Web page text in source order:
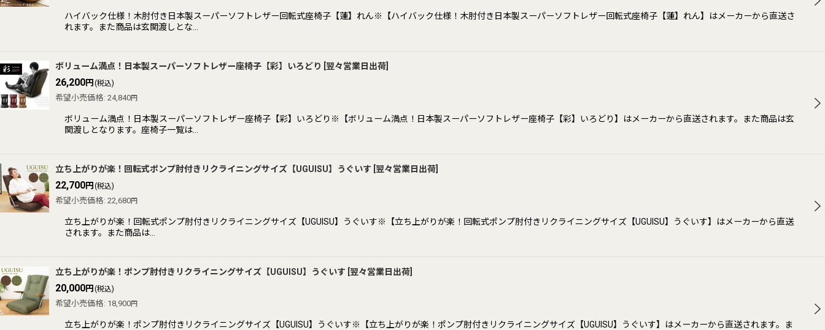
ハイバック仕様！木肘付き日本製スーパーソフトレザー回転式座椅子【蓮】れん※【ハイバック仕様！木肘付き日本製スーパーソフトレザー回転式座椅子【蓮】れん】はメーカーから直送さ
れます。また商品は玄関渡しとな…
ボリューム満点！日本製スーパーソフトレザー座椅子【彩】いろどり 翌々営業日出荷
26,200円 (税込)
希望小売価格: 24,840円
ボリューム満点！日本製スーパーソフトレザー座椅子【彩】いろどり※【ボリューム満点！日本製スーパーソフトレザー座椅子【彩】いろどり】はメーカーから直送されます。また商品は玄
関渡しとなります。座椅子一覧は…
立ち上がりが楽！回転式ポンプ肘付きリクライニングサイズ【UGUISU】うぐいす 翌々営業日出荷
22,700円 (税込)
希望小売価格: 22,680円
立ち上がりが楽！回転式ポンプ肘付きリクライニングサイズ【UGUISU】うぐいす※【立ち上がりが楽！回転式ポンプ肘付きリクライニングサイズ【UGUISU】うぐいす】はメーカーから直送
されます。また商品は…
立ち上がりが楽！ポンプ肘付きリクライニングサイズ【UGUISU】うぐいす 翌々営業日出荷
20,000円 (税込)
希望小売価格: 18,900円
立ち上がりが楽！ポンプ肘付きリクライニングサイズ【UGUISU】うぐいす※【立ち上がりが楽！ポンプ肘付きリクライニングサイズ【UGUISU】うぐいす】はメーカーから直送されます。ま